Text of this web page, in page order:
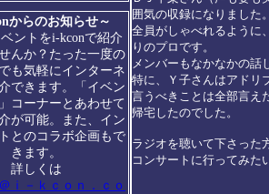
からのお知らせ～
ントをi-kconで紹介
んか？たった一度の
も気軽にインターネ
できます。「イベン
コーナーとあわせて
が可能。また、イン
とのコラボ企画もで
きます。
詳しくは
ｉ－ｋｃｏｎ．ｃｏ
囲気の収録になりました
全員がしゃべれるように
りのプロです。
メンバーもなかなかの話
特に、Ｙ子さんはアドリ
言うべきことは全部言え
帰宅したのでした。
ラジオを聴いて下さった
コンサートに行ってみた